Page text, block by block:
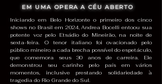
EM UMA OPERA A CÉU ABERTO
Iniciando em Belo Horizonte o primeiro dos cinco
shows no Brasil em 2024, Andrea Bocelli entoou sua
potente voz pelo Etsádio do Mineirão, na noite de
sexta-feira.
O tenor italiano foi ovacionado pelo
público mineiro a cada brecha possível do espetáculo,
que comemora seus 30 anos de carreira. Ele
demonstrou seu carinho pelo país em vários
momentos, inclusive prestando solidariedade à
tragedia do Rio Grande do Sul.